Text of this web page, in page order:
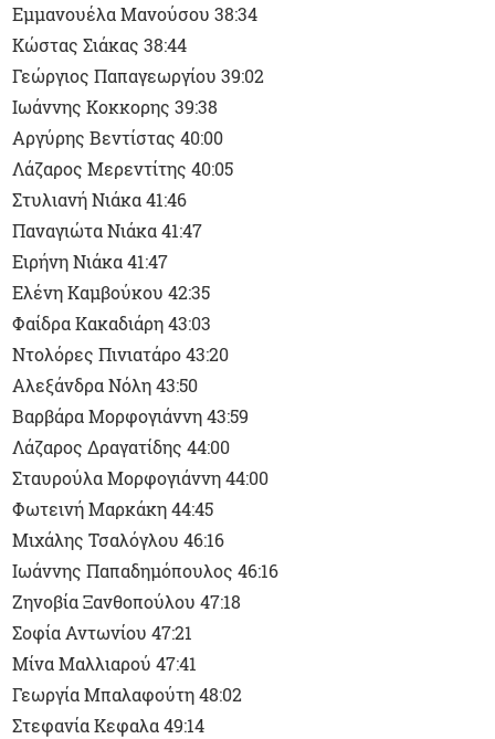
Εμμανουέλα Μανούσου 38:34
Κώστας Σιάκας 38:44
Γεώργιος Παπαγεωργίου 39:02
Ιωάννης Κοκκορης 39:38
Αργύρης Βεντίστας 40:00
Λάζαρος Μερεντίτης 40:05
Στυλιανή Νιάκα 41:46
Παναγιώτα Νιάκα 41:47
Ειρήνη Νιάκα 41:47
Ελένη Καμβούκου 42:35
Φαίδρα Κακαδιάρη 43:03
Ντολόρες Πινιατάρο 43:20
Αλεξάνδρα Νόλη 43:50
Βαρβάρα Μορφογιάννη 43:59
Λάζαρος Δραγατίδης 44:00
Σταυρούλα Μορφογιάννη 44:00
Φωτεινή Μαρκάκη 44:45
Μιχάλης Τσαλόγλου 46:16
Ιωάννης Παπαδημόπουλος 46:16
Ζηνοβία Ξανθοπούλου 47:18
Σοφία Αντωνίου 47:21
Μίνα Μαλλιαρού 47:41
Γεωργία Μπαλαφούτη 48:02
Στεφανία Κεφαλα 49:14